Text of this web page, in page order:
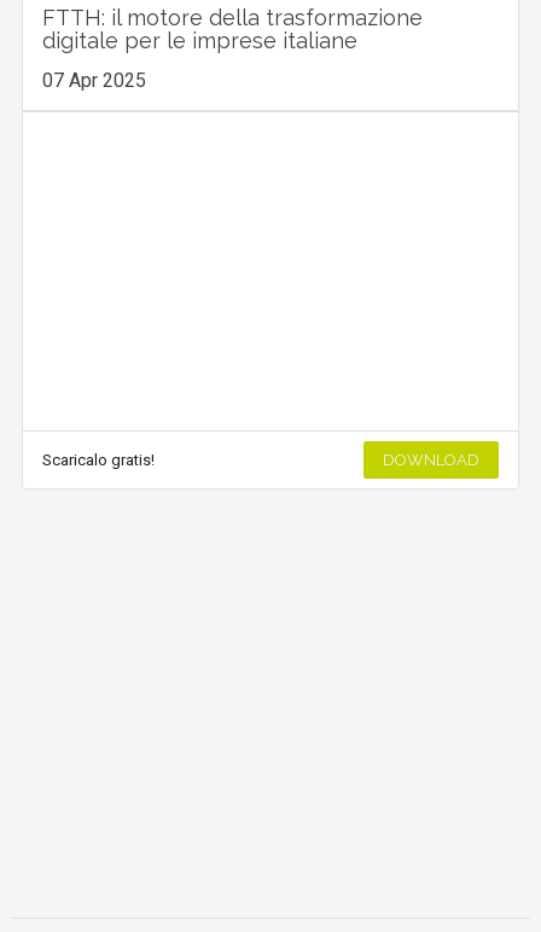
FTTH: il motore della trasformazione
digitale per le imprese italiane
07 Apr 2025
Scaricalo gratis! DOWNLOAD